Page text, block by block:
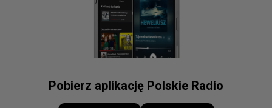
Pobierz aplikację Polskie Radio